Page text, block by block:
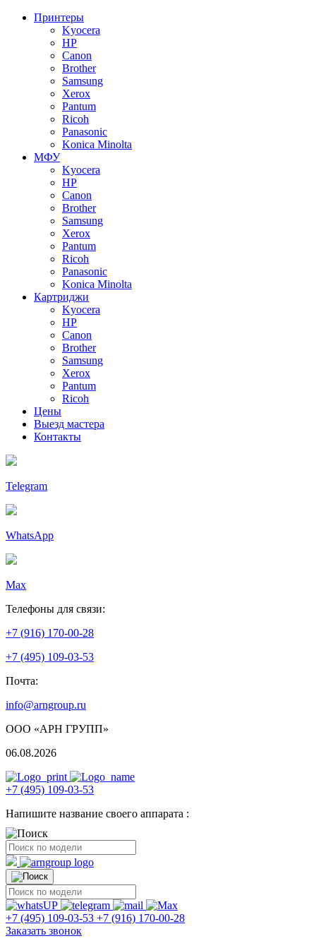
Принтеры
Kyocera
HP
Canon
Brother
Samsung
Xerox
Pantum
Ricoh
Panasonic
Konica Minolta
МФУ
Kyocera
HP
Canon
Brother
Samsung
Xerox
Pantum
Ricoh
Panasonic
Konica Minolta
Картриджи
Kyocera
HP
Canon
Brother
Samsung
Xerox
Pantum
Ricoh
Цены
Выезд мастера
Контакты
Telegram
WhatsApp
Max
Телефоны для связи:
+7 (916) 170-00-28
+7 (495) 109-03-53
Почта:
info@arngroup.ru
ООО «АРН ГРУПП»
06.08.2026
+7 (495) 109-03-53
Напишите название своего аппарата :
+7 (495) 109-03-53 +7 (916) 170-00-28
Заказать звонок